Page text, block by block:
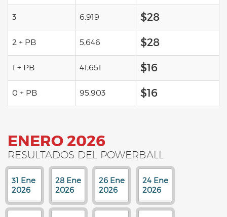
3 6,919 $28
2 + PB 5,646 $28
1 + PB 41,651 $16
0 + PB 95,903 $16
ENERO 2026
RESULTADOS DEL POWERBALL
31 Ene
2026
28 Ene
2026
26 Ene
2026
24 Ene
2026